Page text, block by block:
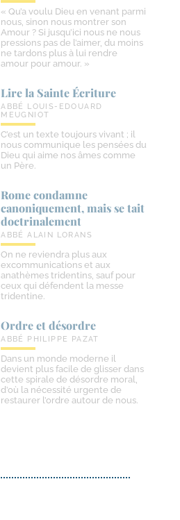
« Qu’a voulu Dieu en venant parmi
nous, sinon nous montrer son
Amour ? Si jusqu’ici nous ne nous
pressions pas de l’aimer, du moins
ne tardons plus à lui rendre
amour pour amour. »
Lire la Sainte Écriture
ABBÉ LOUIS-EDOUARD
MEUGNIOT
C’est un texte toujours vivant ; il
nous communique les pensées du
Dieu qui aime nos âmes comme
un Père.
Rome condamne
canoniquement, mais se tait
doctrinalement
ABBÉ ALAIN LORANS
On ne reviendra plus aux
excommunications et aux
anathèmes tridentins, sauf pour
ceux qui défendent la messe
tridentine.
Ordre et désordre
ABBÉ PHILIPPE PAZAT
Dans un monde moderne il
devient plus facile de glisser dans
cette spirale de désordre moral,
d’où la nécessité urgente de
restaurer l’ordre autour de nous.